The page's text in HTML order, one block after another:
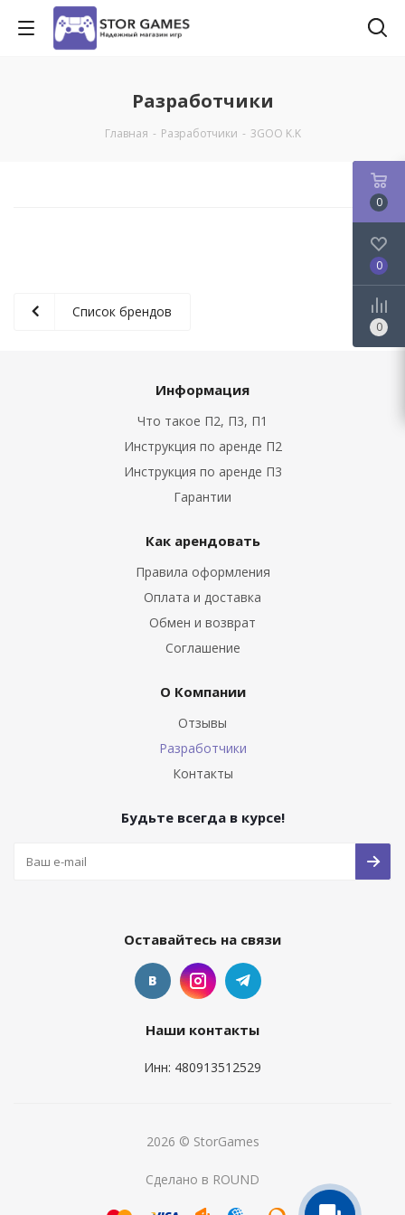
Разработчики
Главная - Разработчики - 3GOO K.K
Список брендов
Информация
Что такое П2, П3, П1
Инструкция по аренде П2
Инструкция по аренде П3
Гарантии
Как арендовать
Правила оформления
Оплата и доставка
Обмен и возврат
Соглашение
О Компании
Отзывы
Разработчики
Контакты
Будьте всегда в курсе!
Оставайтесь на связи
Наши контакты
Инн: 480913512529
2026 © StorGames
Сделано в ROUND
0
0
0